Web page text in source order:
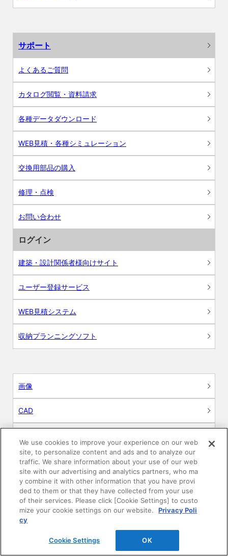
サポート
よくあるご質問
カタログ閲覧・資料請求
各種データダウンロード
WEB見積・各種シミュレーション
交換用部品の購入
修理・点検
お問い合わせ
ログイン
建築・設計関係者様向けサイト
ユーザー登録サービス
WEB見積システム
収納プランニングソフト
画像
CAD
図面（PDF）
申請関係認定書類
施工・取扱説明書
We use cookies to improve your experience on our web
site, to personalize content and ads and to analyze our
traffic. We share information about your use of our web
site with our advertising and analytics partners, who ma
y combine it with other information that you have provi
ded to them or that they have collected from your use
of their services. Please click [Cookie Settings] to custo
mize your cookie settings on our website.
Privacy Poli
cy
Cookie Settings OK